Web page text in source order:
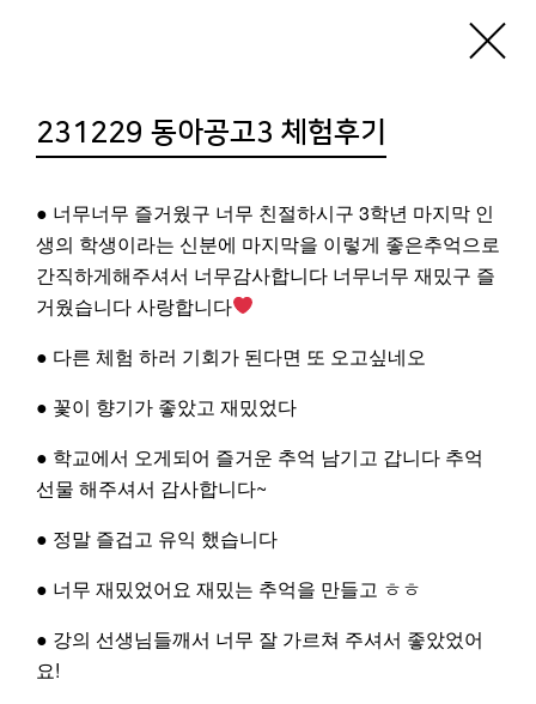
기지활동
알로이시오기지1968은
기지에서는 항상 학생들의 체험이 이루어지고
투어 및 방문의 경우는반드시 사전 예약
해주시기 바랍니다.
[프로그램 및 투어문의: 051-250-8900]
신청
신청
231229 동아공고3 체험후기
● 너무너무 즐거웠구 너무 친절하시구 3학년 마지막 인
생의 학생이라는 신분에 마지막을 이렇게 좋은추억으로
간직하게해주셔서 너무감사합니다 너무너무 재밌구 즐
거웠습니다 사랑합니다
● 다른 체험 하러 기회가 된다면 또 오고싶네오
● 꽃이 향기가 좋았고 재밌었다
● 학교에서 오게되어 즐거운 추억 남기고 갑니다 추억
선물 해주셔서 감사합니다~
● 정말 즐겁고 유익 했습니다
● 너무 재밌었어요 재밌는 추억을 만들고 ㅎㅎ
● 강의 선생님들깨서 너무 잘 가르쳐 주셔서 좋았었어
요!